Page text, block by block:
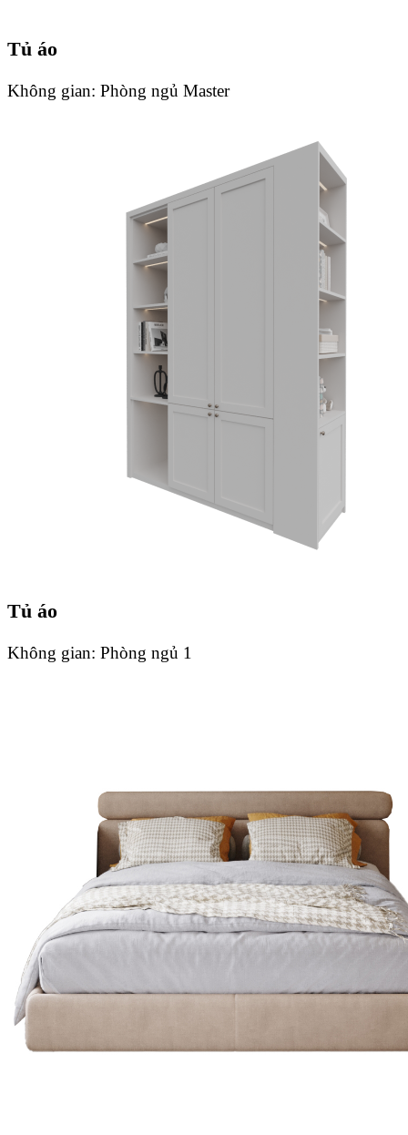
Tủ áo
Không gian: Phòng ngủ Master
Tủ áo
Không gian: Phòng ngủ 1